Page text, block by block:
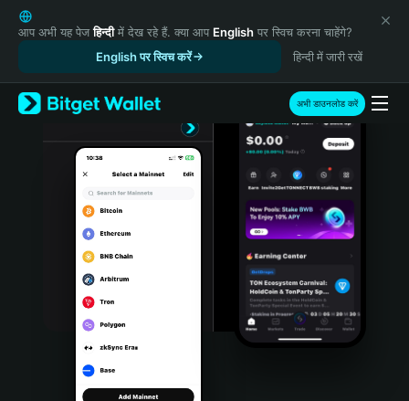
English
日本語
Русский
Español (Latinoamérica)
Türkçe
Português (Portugal)
Bahasa Indonesia
Português (Brasil)
आप अभी यह पेजहिन्दीमें देख रहे हैं. क्या आप English पर स्विच करना चाहेंगे?
English पर स्विच करें
हिन्दी में जारी रखें
अभी डाउनलोड करें